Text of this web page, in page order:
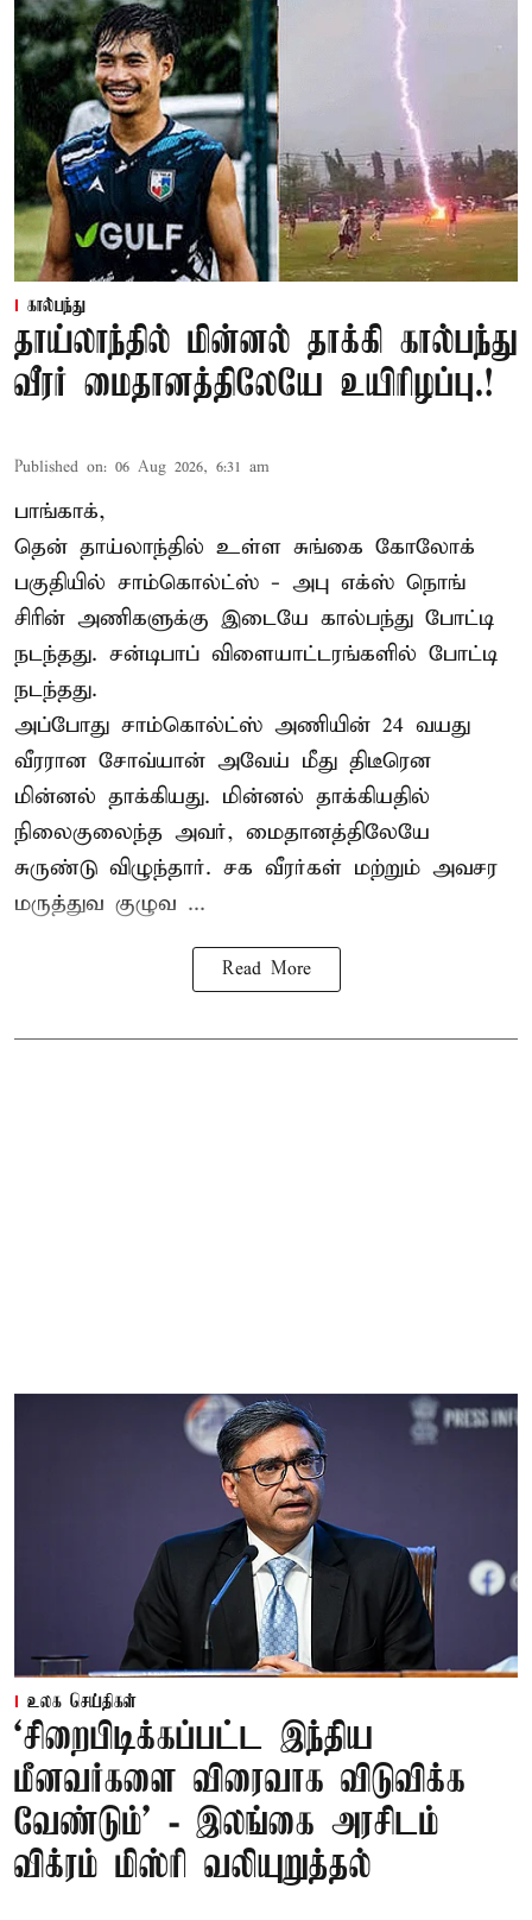
கால்பந்து
தாய்லாந்தில் மின்னல் தாக்கி கால்பந்து
வீரர் மைதானத்திலேயே உயிரிழப்பு.!
Published on: 06 Aug 2026, 6:31 am
பாங்காக்,
தென் தாய்லாந்தில் உள்ள சுங்கை கோலோக்
பகுதியில் சாம்கொல்ட்ஸ் - அபு எக்ஸ் நொங்
சிரின் அணிகளுக்கு இடையே கால்பந்து போட்டி
நடந்தது. சன்டிபாப் விளையாட்டரங்களில் போட்டி
நடந்தது.
அப்போது சாம்கொல்ட்ஸ் அணியின் 24 வயது
வீரரான சோவ்யான் அவேய் மீது திடீரென
மின்னல் தாக்கியது. மின்னல் தாக்கியதில்
நிலைகுலைந்த அவர், மைதானத்திலேயே
சுருண்டு விழுந்தார். சக வீரர்கள் மற்றும் அவசர
மருத்துவ குழுவ ...
Read More
உலக செய்திகள்
‘சிறைபிடிக்கப்பட்ட இந்திய
மீனவர்களை விரைவாக விடுவிக்க
வேண்டும்' - இலங்கை அரசிடம்
விக்ரம் மிஸ்ரி வலியுறுத்தல்